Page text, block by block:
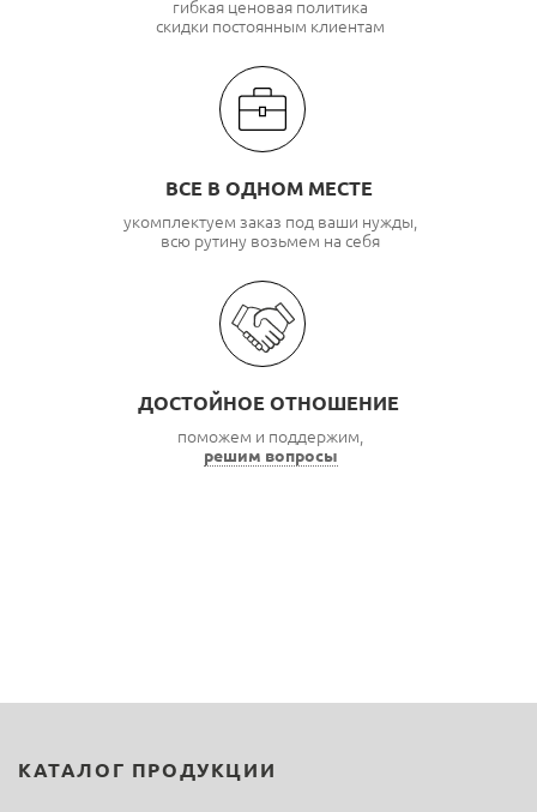
гибкая ценовая политика
скидки постоянным клиентам
ВСЕ В ОДНОМ МЕСТЕ
укомплектуем заказ под ваши нужды,
всю рутину возьмем на себя
ДОСТОЙНОЕ ОТНОШЕНИЕ
поможем и поддержим,
решим вопросы
КАТАЛОГ ПРОДУКЦИИ